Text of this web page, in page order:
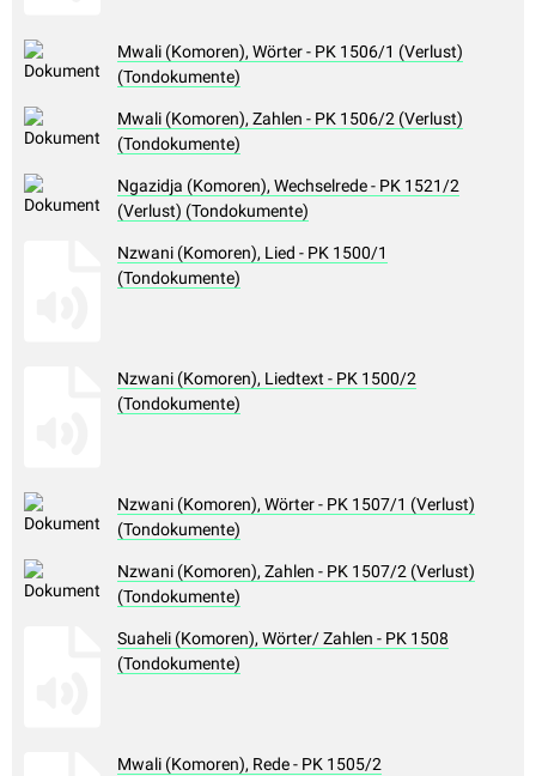
Mwali (Komoren), Wörter - PK 1506/1 (Verlust)
(Tondokumente)
Mwali (Komoren), Zahlen - PK 1506/2 (Verlust)
(Tondokumente)
Ngazidja (Komoren), Wechselrede - PK 1521/2
(Verlust) (Tondokumente)
Nzwani (Komoren), Lied - PK 1500/1
(Tondokumente)
Nzwani (Komoren), Liedtext - PK 1500/2
(Tondokumente)
Nzwani (Komoren), Wörter - PK 1507/1 (Verlust)
(Tondokumente)
Nzwani (Komoren), Zahlen - PK 1507/2 (Verlust)
(Tondokumente)
Suaheli (Komoren), Wörter/ Zahlen - PK 1508
(Tondokumente)
Mwali (Komoren), Rede - PK 1505/2